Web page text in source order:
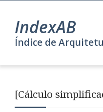
IndexAB
Índice de
[Cálculo